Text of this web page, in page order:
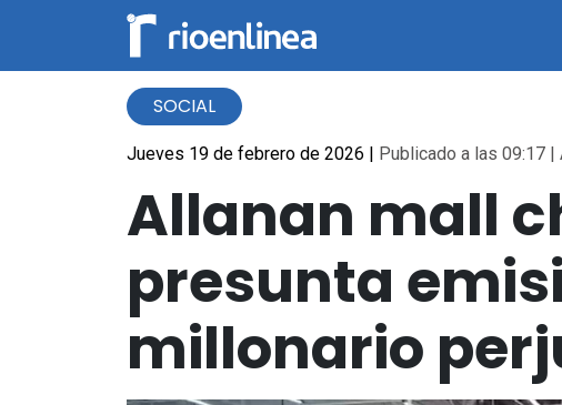
SOCIAL
Jueves 19 de febrero de 2026 | Publicado a las 09:17
Allanan mall
presunta
millonario